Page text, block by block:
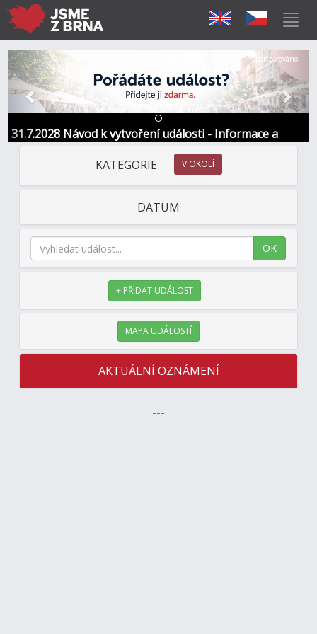
31.7.2028 Návod k vytvoření události - Informace a
kontakt
Předchozí Další
Sponzorováno
KATEGORIE V OKOLÍ
DATUM
OK
+ PŘIDAT UDÁLOST
MAPA UDÁLOSTÍ
AKTUÁLNÍ OZNÁMENÍ
---